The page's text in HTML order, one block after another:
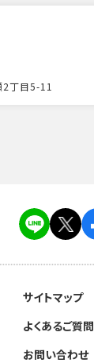
2丁目5-11
サイトマップ
よくあるご質問
お問い合わせ